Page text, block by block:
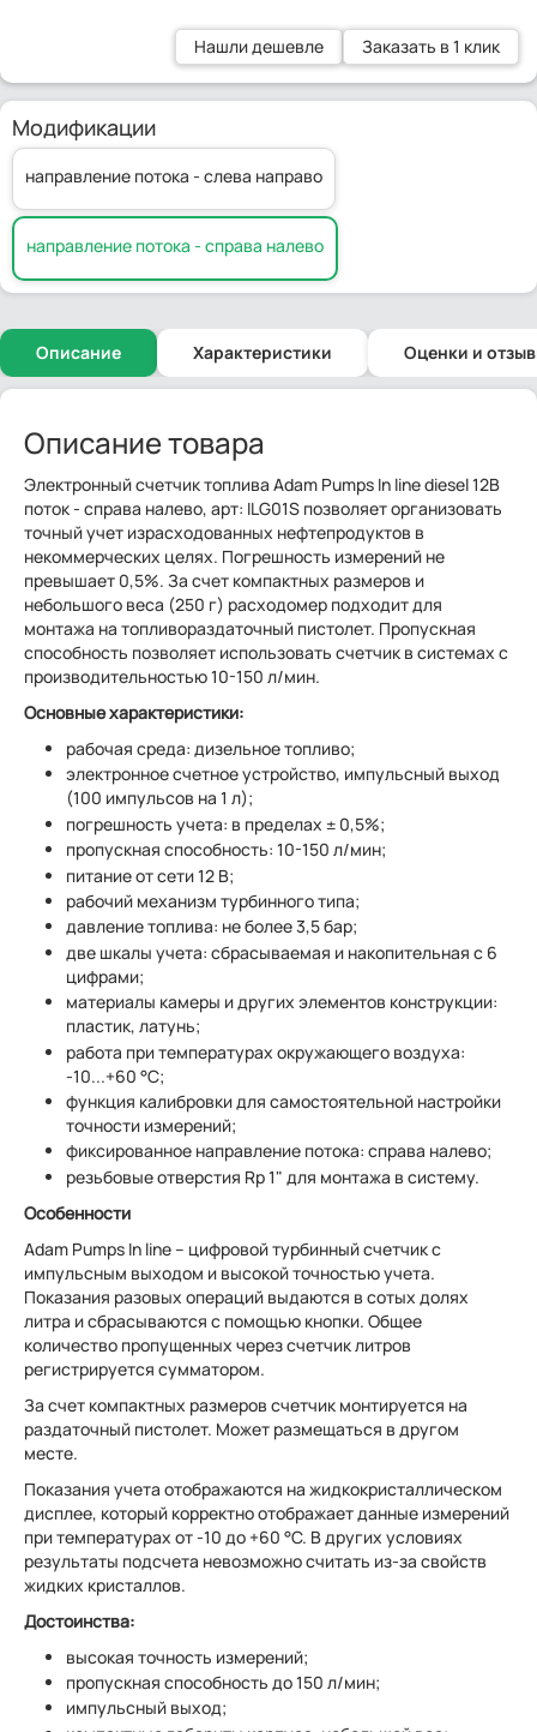
Нашли дешевле Заказать в 1 клик
Модификации
направление потока - слева направо
направление потока - справа налево
Описание Характеристики Оценки и
Описание товара
Электронный счетчик топлива Adam Pumps In line diesel 12В
поток - справа налево, арт: ILG01S позволяет организовать
точный учет израсходованных нефтепродуктов в
некоммерческих целях. Погрешность измерений не
превышает 0,5%. За счет компактных размеров и
небольшого веса (250 г) расходомер подходит для
монтажа на топливораздаточный пистолет. Пропускная
способность позволяет использовать счетчик в системах с
производительностью 10-150 л/мин.
Основные характеристики:
рабочая среда: дизельное топливо;
электронное счетное устройство, импульсный выход
(100 импульсов на 1 л);
погрешность учета: в пределах ± 0,5%;
пропускная способность: 10-150 л/мин;
питание от сети 12 В;
рабочий механизм турбинного типа;
давление топлива: не более 3,5 бар;
две шкалы учета: сбрасываемая и накопительная с 6
цифрами;
материалы камеры и других элементов конструкции:
пластик, латунь;
работа при температурах окружающего воздуха:
-10...+60 °С;
функция калибровки для самостоятельной настройки
точности измерений;
фиксированное направление потока: справа налево;
резьбовые отверстия Rp 1" для монтажа в систему.
Особенности
Adam Pumps In line – цифровой турбинный счетчик с
импульсным выходом и высокой точностью учета.
Показания разовых операций выдаются в сотых долях
литра и сбрасываются с помощью кнопки. Общее
количество пропущенных через счетчик литров
регистрируется сумматором.
За счет компактных размеров счетчик монтируется на
раздаточный пистолет. Может размещаться в другом
месте.
Показания учета отображаются на жидкокристаллическом
дисплее, который корректно отображает данные измерений
при температурах от -10 до +60 °С. В других условиях
результаты подсчета невозможно считать из-за свойств
жидких кристаллов.
Достоинства:
высокая точность измерений;
пропускная способность до 150 л/мин;
импульсный выход;